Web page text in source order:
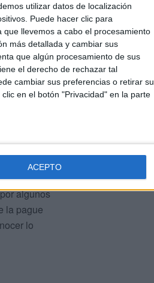
utilizar datos de localización
Puede hacer clic para
llevemos a cabo el procesamiento
más detallada y cambiar sus
que algún procesamiento de sus
el derecho de rechazar tal
cambiar sus preferencias o retirar su
en el botón "Privacidad" en la parte
ACEPTO
el
eso tan
la
algunos
la pague
lo